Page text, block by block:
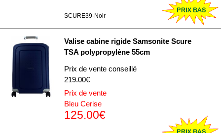
SCURE39-Noir
Valise cabine rigide Samsonite Scure
TSA polypropylène 55cm
Prix de vente conseillé
219.00€
Prix de vente
Bleu Cerise
125.00€